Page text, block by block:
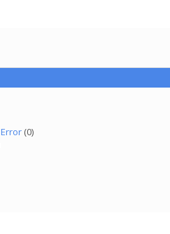
Error(0)